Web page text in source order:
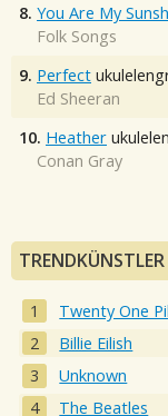
8. You Are My
Folk Songs
9. Perfect
Ed Sheeran
10. Heather
Conan Gray
TRENDKÜNSTLER
Twenty One
Billie Eilish
Unknown
The Beatles